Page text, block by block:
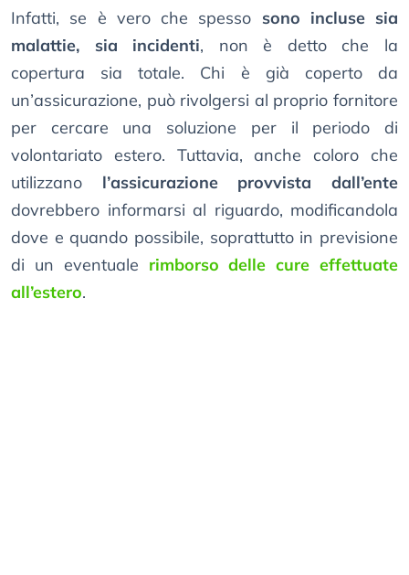
Infatti, se è vero che spesso sono incluse sia
malattie, sia incidenti, non è detto che la
copertura sia totale. Chi è già coperto da
un’assicurazione, può rivolgersi al proprio fornitore
per cercare una soluzione per il periodo di
volontariato estero. Tuttavia, anche coloro che
utilizzano l’assicurazione provvista dall’ente
dovrebbero informarsi al riguardo, modificandola
dove e quando possibile, soprattutto in previsione
di un eventuale rimborso delle cure effettuate
all’estero.